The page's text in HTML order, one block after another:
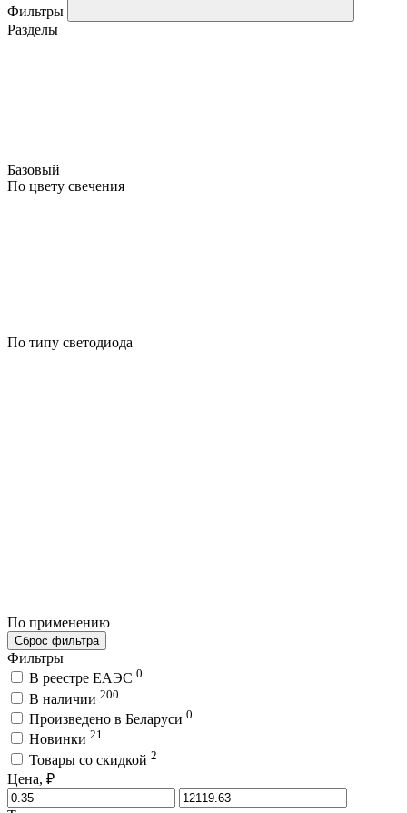
Фильтры
Разделы
Базовый
По цвету свечения
По типу светодиода
По применению
Сброс фильтра
Фильтры
В реестре ЕАЭС 0
В наличии 200
Произведено в Беларуси 0
Новинки 21
Товары со скидкой 2
Цена, ₽